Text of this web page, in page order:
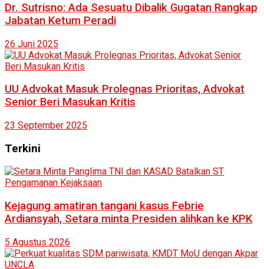
Dr. Sutrisno: Ada Sesuatu Dibalik Gugatan Rangkap
Jabatan Ketum Peradi
26 Juni 2025
UU Advokat Masuk Prolegnas Prioritas, Advokat
Senior Beri Masukan Kritis
23 September 2025
Terkini
Kejagung amatiran tangani kasus Febrie
Ardiansyah, Setara minta Presiden alihkan ke KPK
5 Agustus 2026